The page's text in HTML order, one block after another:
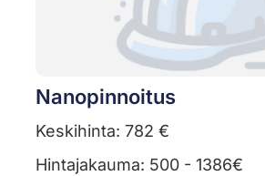
Nanopinnoitus
Keskihinta: 782 €
Hintajakauma: 500 - 1386€